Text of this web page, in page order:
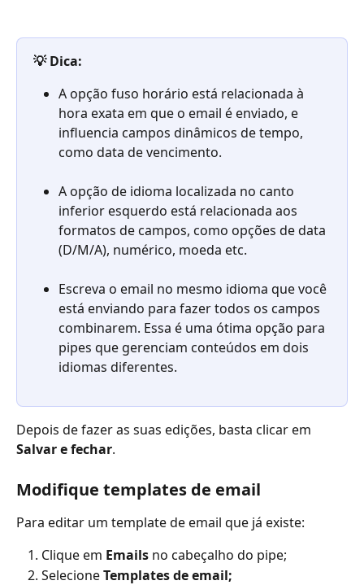
💡 Dica:
A opção fuso horário está relacionada à
hora exata em que o email é enviado, e
influencia campos dinâmicos de tempo,
como data de vencimento.
A opção de idioma localizada no canto
inferior esquerdo está relacionada aos
formatos de campos, como opções de data
(D/M/A), numérico, moeda etc.
Escreva o email no mesmo idioma que você
está enviando para fazer todos os campos
combinarem. Essa é uma ótima opção para
pipes que gerenciam conteúdos em dois
idiomas diferentes.
Depois de fazer as suas edições, basta clicar em
Salvar e fechar.
Modifique templates de email
Para editar um template de email que já existe:
Clique em Emails no cabeçalho do pipe;
Selecione Templates de email;